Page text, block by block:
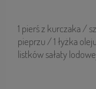
1 pierś z kurczaka /
pieprzu / 1 łyżka
listków sałaty lodowej